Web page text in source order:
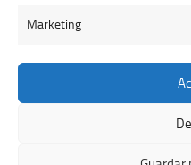
Marketing
Colegio Oficial de